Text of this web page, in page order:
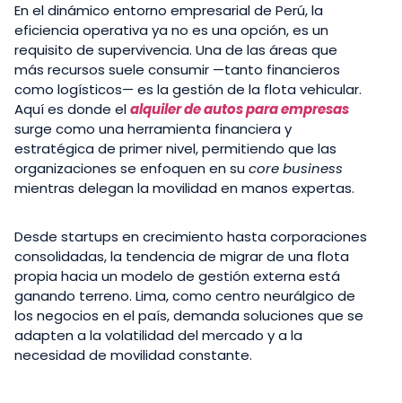
En el dinámico entorno empresarial de Perú, la
eficiencia operativa ya no es una opción, es un
requisito de supervivencia. Una de las áreas que
más recursos suele consumir —tanto financieros
como logísticos— es la gestión de la flota vehicular.
Aquí es donde elalquiler de autos para empresas
surge como una herramienta financiera y
estratégica de primer nivel, permitiendo que las
organizaciones se enfoquen en sucore business
mientras delegan la movilidad en manos expertas.
Desde startups en crecimiento hasta corporaciones
consolidadas, la tendencia de migrar de una flota
propia hacia un modelo de gestión externa está
ganando terreno. Lima, como centro neurálgico de
los negocios en el país, demanda soluciones que se
adapten a la volatilidad del mercado y a la
necesidad de movilidad constante.